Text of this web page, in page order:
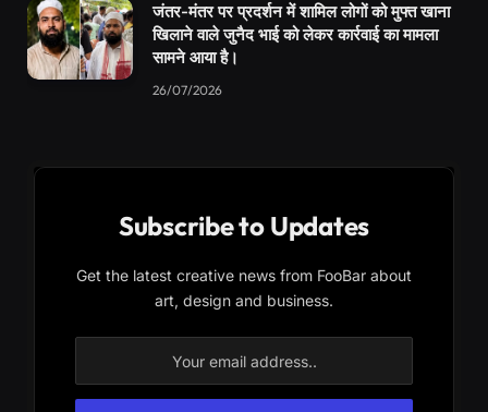
जंतर-मंतर पर प्रदर्शन में शामिल लोगों को मुफ्त खाना
खिलाने वाले जुनैद भाई को लेकर कार्रवाई का मामला
सामने आया है।
26/07/2026
Subscribe to Updates
Get the latest creative news from FooBar about
art, design and business.